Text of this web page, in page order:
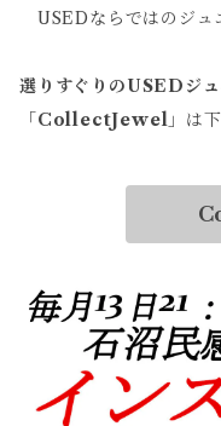
USEDならではのジュ
選りすぐりのUSEDジ
「CollectJewel 」は